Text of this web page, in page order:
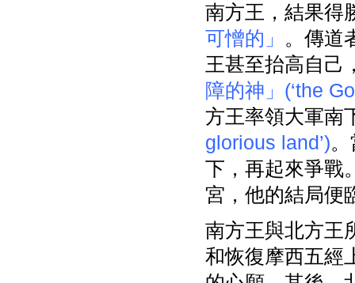
南方王，結果得
可憎的」 。傳道
王甚至抬高自己
障的神」(‘the
方王率領大軍南
glorious land’)
下，再起來爭戰
宮，他的結局便
南方王與北方王
和恢復摩西五經